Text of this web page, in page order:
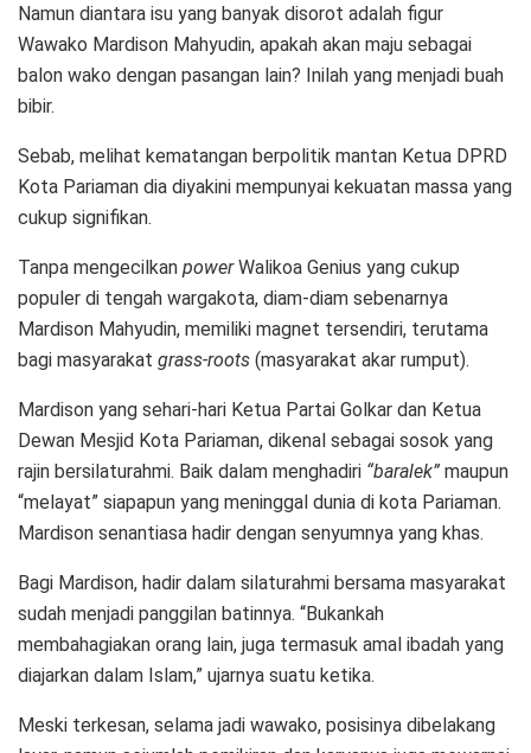
Namun diantara isu yang banyak disorot adalah figur
Wawako Mardison Mahyudin, apakah akan maju sebagai
balon wako dengan pasangan lain? Inilah yang menjadi buah
bibir.
Sebab, melihat kematangan berpolitik mantan Ketua DPRD
Kota Pariaman dia diyakini mempunyai kekuatan massa yang
cukup signifikan.
Tanpa mengecilkan powerWalikoa Genius yang cukup
populer di tengah wargakota, diam-diam sebenarnya
Mardison Mahyudin, memiliki magnet tersendiri, terutama
bagi masyarakat grass-roots (masyarakat akar rumput).
Mardison yang sehari-hari Ketua Partai Golkar dan Ketua
Dewan Mesjid Kota Pariaman, dikenal sebagai sosok yang
rajin bersilaturahmi. Baik dalam menghadiri “baralek” maupun
“melayat” siapapun yang meninggal dunia di kota Pariaman.
Mardison senantiasa hadir dengan senyumnya yang khas.
Bagi Mardison, hadir dalam silaturahmi bersama masyarakat
sudah menjadi panggilan batinnya. “Bukankah
membahagiakan orang lain, juga termasuk amal ibadah yang
diajarkan dalam Islam,” ujarnya suatu ketika.
Meski terkesan, selama jadi wawako, posisinya dibelakang